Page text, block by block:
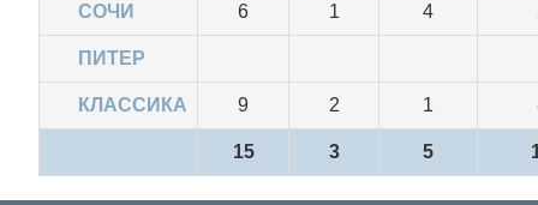
СОЧИ 6 1 4
ПИТЕР
КЛАССИКА 9 2 1
15 3 5